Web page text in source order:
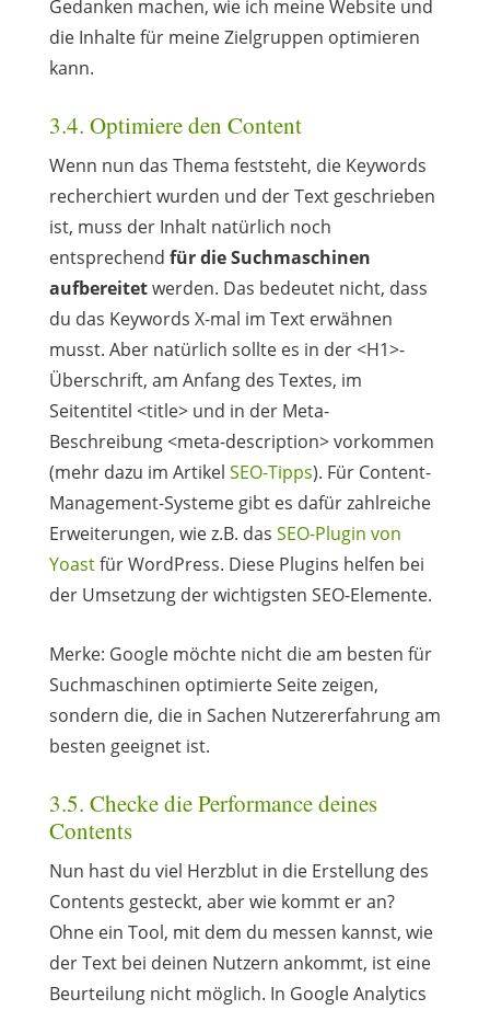
Gedanken machen, wie ich meine Website und
die Inhalte für meine Zielgruppen optimieren
kann.
3.4. Optimiere den Content
Wenn nun das Thema feststeht, die Keywords
recherchiert wurden und der Text geschrieben
ist, muss der Inhalt natürlich noch
entsprechend für die Suchmaschinen
aufbereitetwerden. Das bedeutet nicht, dass
du das Keywords X-mal im Text erwähnen
musst. Aber natürlich sollte es in der <H1>-
Überschrift, am Anfang des Textes, im
Seitentitel <title> und in der Meta-
Beschreibung <meta-description> vorkommen
(mehr dazu im Artikel SEO-Tipps). Für Content-
Management-Systeme gibt es dafür zahlreiche
Erweiterungen, wie z.B. das SEO-Plugin von
Yoastfür WordPress. Diese Plugins helfen bei
der Umsetzung der wichtigsten SEO-Elemente.
Merke: Google möchte nicht die am besten für
Suchmaschinen optimierte Seite zeigen,
sondern die, die in Sachen Nutzererfahrung am
besten geeignet ist.
3.5. Checke die Performance deines
Contents
Nun hast du viel Herzblut in die Erstellung des
Contents gesteckt, aber wie kommt er an?
Ohne ein Tool, mit dem du messen kannst, wie
der Text bei deinen Nutzern ankommt, ist eine
Beurteilung nicht möglich. In Google Analytics